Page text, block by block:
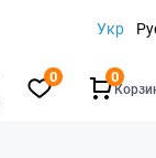
Укр
0 0